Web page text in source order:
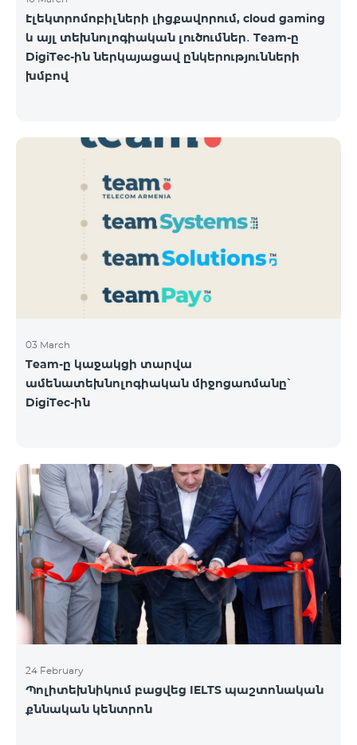
Էլեկտրոմոբիլների լիցքավորում, cloud gaming
և այլ տեխնոլոգիական լուծումներ․ Team-ը
DigiTec-ին ներկայացավ ընկերությունների
խմբով
03 March
Team-ը կաջակցի տարվա
ամենատեխնոլոգիական միջոցառմանը՝
DigiTec-ին
24 February
Պոլիտեխնիկում բացվեց IELTS պաշտոնական
քննական կենտրոն